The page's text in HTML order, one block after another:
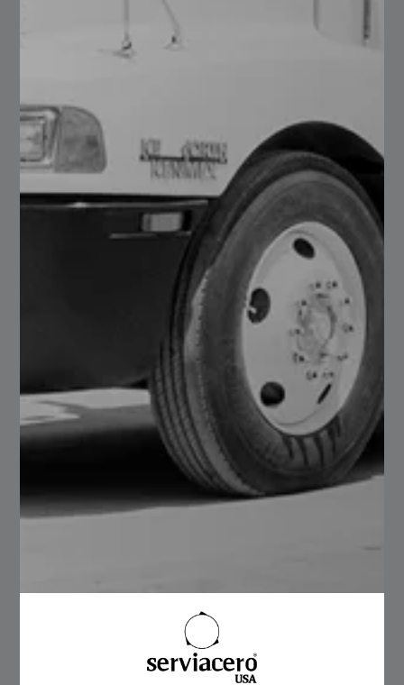
Aporta una apariencia estética a sus distintos
proyectos.
elegir la que más convenga para el cumplimiento
de sus proyectos.
Es un material muy ligero y fácil de transportar.
También es resistente a otras condiciones como lo
es el polvo o el humo.
Ahora que conoces las características de la Lámina
Antiderrapante como medidas, pesos calibres, así como
sus usos y ventajas, recuerda que en Serviacero
Comercial, contamos con amplia existencia, consulta
disponibilidad en nuestros centros de servicio.
Contáctanos estamos a tus órdenes para ayudarte con
tus solicitudes de cotización y proyectos al WhatsApp
5568155050 o al correocomercial@serviacero.com
Serviacero Comercial Su Proveedor Confiable. Visita
para conocer más sobre productos de
Sigue nuestra cuenta deLinkedIn
para
mantenerte informado en todo momento de nuevos
La Fabricación de Rejillas Especiales para proyectos
Search
for: